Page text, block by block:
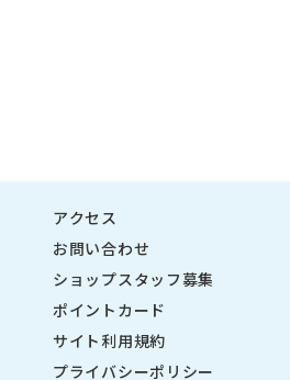
アクセス
お問い合わせ
ショップスタッフ募集
ポイントカード
サイト利用規約
プライバシーポリシー